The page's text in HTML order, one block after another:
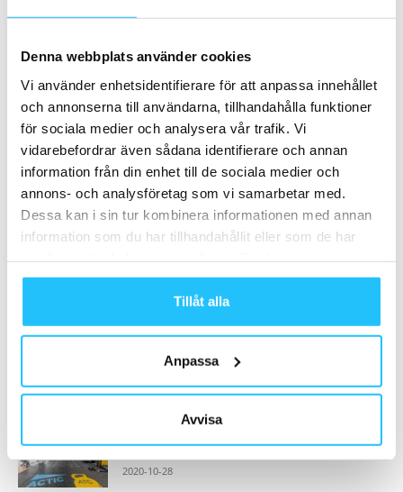
Denna webbplats använder cookies
Vi använder enhetsidentifierare för att anpassa innehållet
och annonserna till användarna, tillhandahålla funktioner
för sociala medier och analysera vår trafik. Vi
vidarebefordrar även sådana identifierare och annan
information från din enhet till de sociala medier och
annons- och analysföretag som vi samarbetar med.
Dessa kan i sin tur kombinera informationen med annan
information som du har tillhandahållit eller som de har
Tillåt alla
Anpassa
Avvisa
Business
Business
Färre nya gymmedlemmar i USA –
rapport pekar på förändrad tillväxt
Samarbete
- Annons -
Rekrytering av tränare och instruktörer
2022-12-20
2020-10-28